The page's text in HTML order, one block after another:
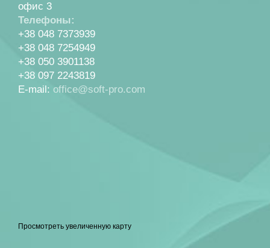
офис 3
Телефоны:
+38 048 7373939
+38 048 7254949
+38 050 3901138
+38 097 2243819
E-mail: office@soft-pro.com
Просмотреть увеличенную карту